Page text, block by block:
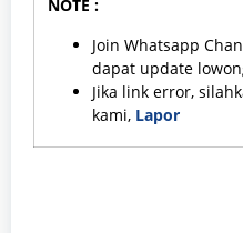
NOTE :
Join Whatsapp
dapat update
Jika link error,
kami, Lapor